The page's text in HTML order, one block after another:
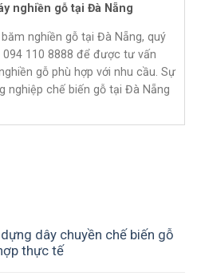
dây chuyền chế biến gỗ
thực tế
nghiền gỗ tại Đà Nẵng
nghiền gỗ tại Đà Nẵng, quý
110 8888 để được tư vấn
gỗ phù hợp với nhu cầu. Sự
nghiệp chế biến gỗ tại Đà Nẵng